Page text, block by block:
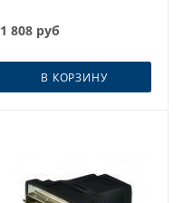
1 808руб
В КОРЗИНУ